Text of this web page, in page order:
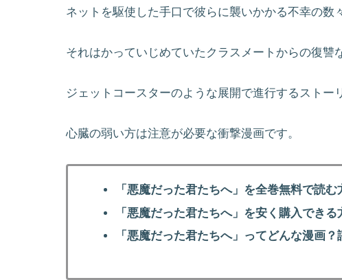
ネットを駆使した手口で彼らに襲いかかる不幸の数
それはかっていじめていたクラスメートからの復讐
ジェットコースターのような展開で進行するストー
心臓の弱い方は注意が必要な衝撃漫画です。
「悪魔だった君たちへ」を全巻無料で読む
「悪魔だった君たちへ」を安く購入できる
「悪魔だった君たちへ」ってどんな漫画